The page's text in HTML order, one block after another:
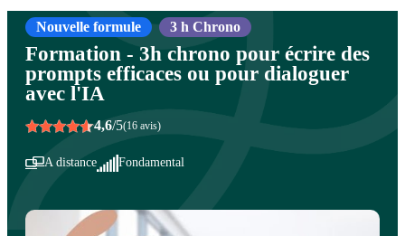
Nouvelle formule 3 h Chrono
Formation - 3h chrono pour écrire des
prompts efficaces ou pour dialoguer
avec l'IA
4,6/5(16 avis)
A distance Fondamental